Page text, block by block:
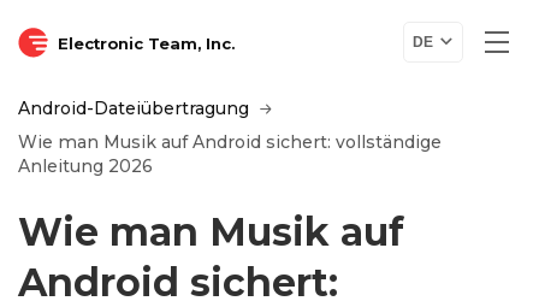
Electronic Team, Inc. DE
Android-Dateiübertragung
Wie man Musik auf Android sichert: vollständige
Anleitung 2026
Wie man Musik auf
Android sichert: